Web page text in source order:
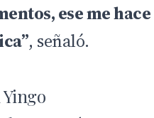
ese me hace
, señaló.